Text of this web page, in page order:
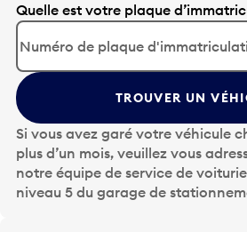
A
p
p
u
y
e
z
s
u
r
l
Quelle est votre plaque
TROUVER UN
Si vous avez garé votre véhicule
plus d’un mois, veuillez vous
notre équipe de service de
niveau 5 du garage de